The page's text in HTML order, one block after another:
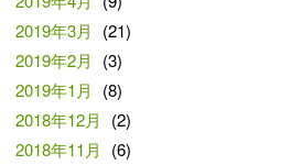
2019年3月
(21)
2019年2月
(3)
2019年1月
(8)
2018年12月
(2)
2018年11月
(6)